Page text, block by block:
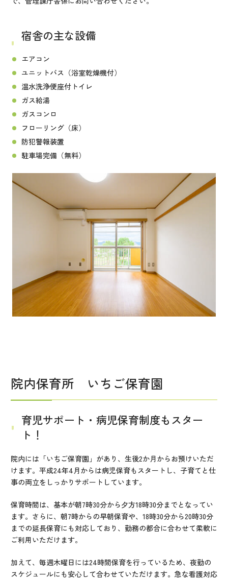
宿舎の主な設備
エアコン
ユニットバス（浴室乾燥機付）
温水洗浄便座付トイレ
ガス給湯
ガスコンロ
フローリング（床）
防犯警報装置
駐車場完備（無料）
院内保育所 いちご保育園
育児サポート・病児保育制度もスター
ト！
院内には「いちご保育園」があり、生後2か月からお預けいただ
けます。平成24年4月からは病児保育もスタートし、子育てと仕
事の両立をしっかりサポートしています。
保育時間は、基本が朝7時30分から夕方18時30分までとなってい
ます。さらに、朝7時からの早朝保育や、18時30分から20時30分
までの延長保育にも対応しており、勤務の都合に合わせて柔軟に
ご利用いただけます。
加えて、毎週木曜日には24時間保育を行っているため、夜勤の
スケジュールにも安心して合わせていただけます。急な看護対応